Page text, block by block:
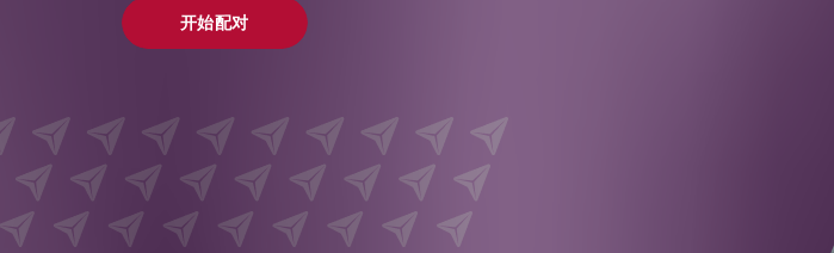
开始配对
开始配对